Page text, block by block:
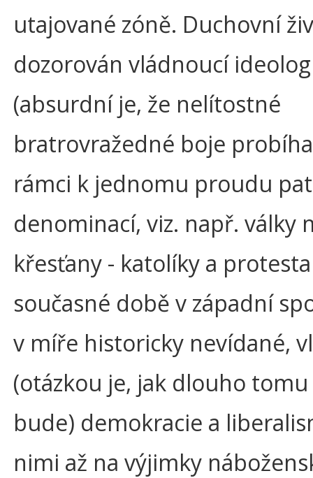
utajované zóně. Duchovní
dozorován vládnoucí
(absurdní je, že nelítostné
bratrovražedné boje
rámci k jednomu proudu
denominací, viz. např. války
křesťany - katolíky a
současné době v západní
v míře historicky nevídané,
(otázkou je, jak dlouho
bude) demokracie a
nimi až na výjimky